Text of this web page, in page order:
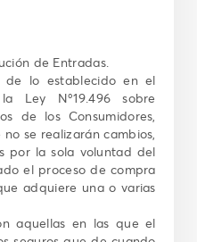
de Entradas.
de lo establecido en el
Nº19.496 sobre
de los Consumidores,
se realizarán cambios,
por la sola voluntad del
el proceso de compra
adquiere una o varias
aquellas en las que el